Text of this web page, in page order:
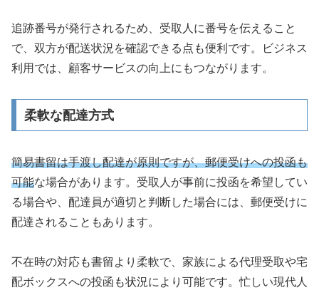
追跡番号が発行されるため、受取人に番号を伝えること
で、双方が配送状況を確認できる点も便利です。ビジネス
利用では、顧客サービスの向上にもつながります。
柔軟な配達方式
簡易書留は手渡し配達が原則ですが、郵便受けへの投函も
可能な場合があります。受取人が事前に投函を希望してい
る場合や、配達員が適切と判断した場合には、郵便受けに
配達されることもあります。
不在時の対応も書留より柔軟で、家族による代理受取や宅
配ボックスへの投函も状況により可能です。忙しい現代人